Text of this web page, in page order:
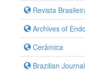
Revista
Archives of
Cerâmica
Brazilian